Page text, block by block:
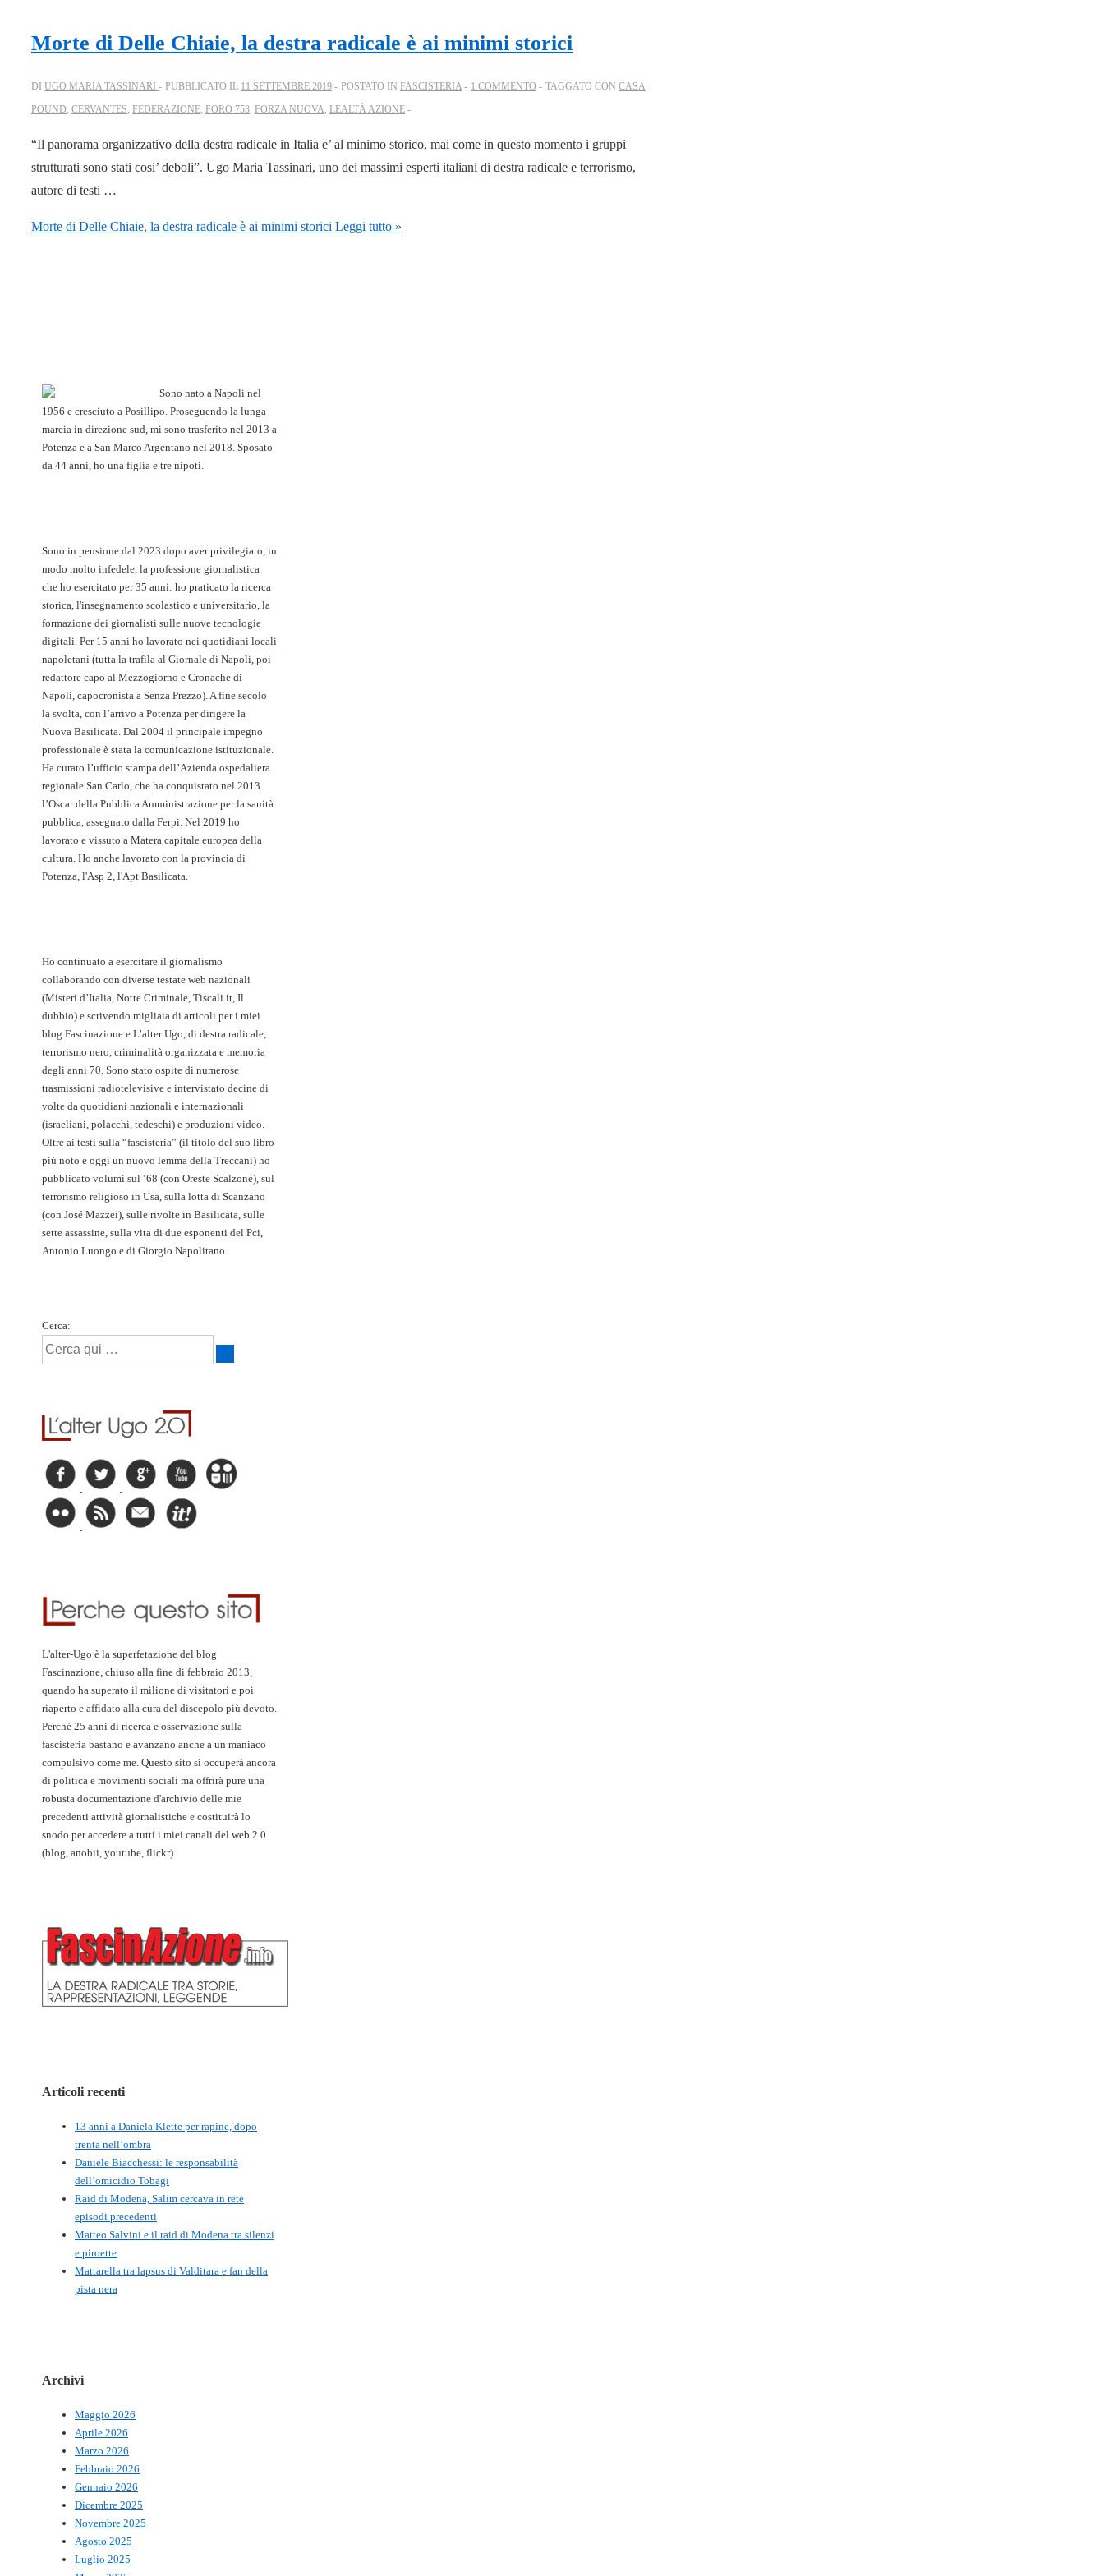
Morte di Delle Chiaie, la destra radicale è ai minimi storici
DI UGO MARIA TASSINARI PUBBLICATO IL 11 SETTEMBRE 2019 POSTATO IN FASCISTERIA 1 COMMENTO TAGGATO CON CASA
POUND, CERVANTES, FEDERAZIONE, FORO 753, FORZA NUOVA, LEALTÀ AZIONE
“Il panorama organizzativo della destra radicale in Italia e’ al minimo storico, mai come in questo momento i gruppi
strutturati sono stati cosi’ deboli”. Ugo Maria Tassinari, uno dei massimi esperti italiani di destra radicale e terrorismo,
autore di testi …
Morte di Delle Chiaie, la destra radicale è ai minimi storici Leggi tutto »
Sono nato a Napoli nel
1956 e cresciuto a Posillipo. Proseguendo la lunga
marcia in direzione sud, mi sono trasferito nel 2013 a
Potenza e a San Marco Argentano nel 2018. Sposato
da 44 anni, ho una figlia e tre nipoti.
Sono in pensione dal 2023 dopo aver privilegiato, in
modo molto infedele, la professione giornalistica
che ho esercitato per 35 anni: ho praticato la ricerca
storica, l'insegnamento scolastico e universitario, la
formazione dei giornalisti sulle nuove tecnologie
digitali. Per 15 anni ho lavorato nei quotidiani locali
napoletani (tutta la trafila al Giornale di Napoli, poi
redattore capo al Mezzogiorno e Cronache di
Napoli, capocronista a Senza Prezzo). A fine secolo
la svolta, con l’arrivo a Potenza per dirigere la
Nuova Basilicata. Dal 2004 il principale impegno
professionale è stata la comunicazione istituzionale.
Ha curato l’ufficio stampa dell’Azienda ospedaliera
regionale San Carlo, che ha conquistato nel 2013
l’Oscar della Pubblica Amministrazione per la sanità
pubblica, assegnato dalla Ferpi. Nel 2019 ho
lavorato e vissuto a Matera capitale europea della
cultura. Ho anche lavorato con la provincia di
Potenza, l'Asp 2, l'Apt Basilicata.
Ho continuato a esercitare il giornalismo
collaborando con diverse testate web nazionali
(Misteri d’Italia, Notte Criminale, Tiscali.it, Il
dubbio) e scrivendo migliaia di articoli per i miei
blog Fascinazione e L’alter Ugo, di destra radicale,
terrorismo nero, criminalità organizzata e memoria
degli anni 70. Sono stato ospite di numerose
trasmissioni radiotelevisive e intervistato decine di
volte da quotidiani nazionali e internazionali
(israeliani, polacchi, tedeschi) e produzioni video.
Oltre ai testi sulla “fascisteria” (il titolo del suo libro
più noto è oggi un nuovo lemma della Treccani) ho
pubblicato volumi sul ‘68 (con Oreste Scalzone), sul
terrorismo religioso in Usa, sulla lotta di Scanzano
(con José Mazzei), sulle rivolte in Basilicata, sulle
sette assassine, sulla vita di due esponenti del Pci,
Antonio Luongo e di Giorgio Napolitano.
Cerca:
L'alter-Ugo è la superfetazione del blog
Fascinazione, chiuso alla fine di febbraio 2013,
quando ha superato il milione di visitatori e poi
riaperto e affidato alla cura del discepolo più devoto.
Perché 25 anni di ricerca e osservazione sulla
fascisteria bastano e avanzano anche a un maniaco
compulsivo come me. Questo sito si occuperà ancora
di politica e movimenti sociali ma offrirà pure una
robusta documentazione d'archivio delle mie
precedenti attività giornalistiche e costituirà lo
snodo per accedere a tutti i miei canali del web 2.0
(blog, anobii, youtube, flickr)
Articoli recenti
13 anni a Daniela Klette per rapine, dopo
trenta nell’ombra
Daniele Biacchessi: le responsabilità
dell’omicidio Tobagi
Raid di Modena, Salim cercava in rete
episodi precedenti
Matteo Salvini e il raid di Modena tra silenzi
e piroette
Mattarella tra lapsus di Valditara e fan della
pista nera
Archivi
Maggio 2026
Aprile 2026
Marzo 2026
Febbraio 2026
Gennaio 2026
Dicembre 2025
Novembre 2025
Agosto 2025
Luglio 2025